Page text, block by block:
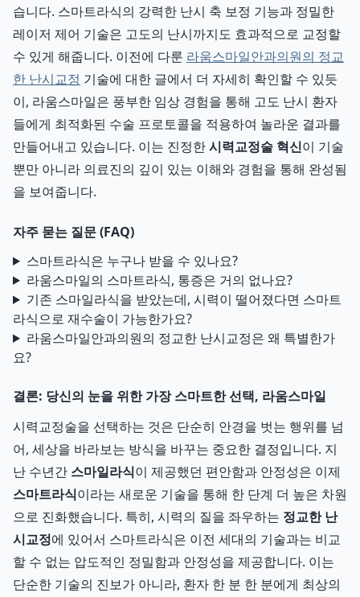
습니다. 스마트라식의 강력한 난시 축 보정 기능과 정밀한
레이저 제어 기술은 고도의 난시까지도 효과적으로 교정할
수 있게 해줍니다. 이전에 다룬 라움스마일안과의원의 정교
한 난시교정 기술에 대한 글에서 더 자세히 확인할 수 있듯
이, 라움스마일은 풍부한 임상 경험을 통해 고도 난시 환자
들에게 최적화된 수술 프로토콜을 적용하여 놀라운 결과를
만들어내고 있습니다. 이는 진정한시력교정술 혁신이 기술
뿐만 아니라 의료진의 깊이 있는 이해와 경험을 통해 완성됨
을 보여줍니다.
자주 묻는 질문 (FAQ)
스마트라식은 누구나 받을 수 있나요?
라움스마일의 스마트라식, 통증은 거의 없나요?
기존 스마일라식을 받았는데, 시력이 떨어졌다면 스마트
라식으로 재수술이 가능한가요?
라움스마일안과의원의 정교한 난시교정은 왜 특별한가
요?
결론: 당신의 눈을 위한 가장 스마트한 선택, 라움스마일
시력교정술을 선택하는 것은 단순히 안경을 벗는 행위를 넘
어, 세상을 바라보는 방식을 바꾸는 중요한 결정입니다. 지
난 수년간 스마일라식이 제공했던 편안함과 안정성은 이제
스마트라식이라는 새로운 기술을 통해 한 단계 더 높은 차원
으로 진화했습니다. 특히, 시력의 질을 좌우하는 정교한 난
시교정에 있어서 스마트라식은 이전 세대의 기술과는 비교
할 수 없는 압도적인 정밀함과 안정성을 제공합니다. 이는
단순한 기술의 진보가 아니라, 환자 한 분 한 분에게 최상의